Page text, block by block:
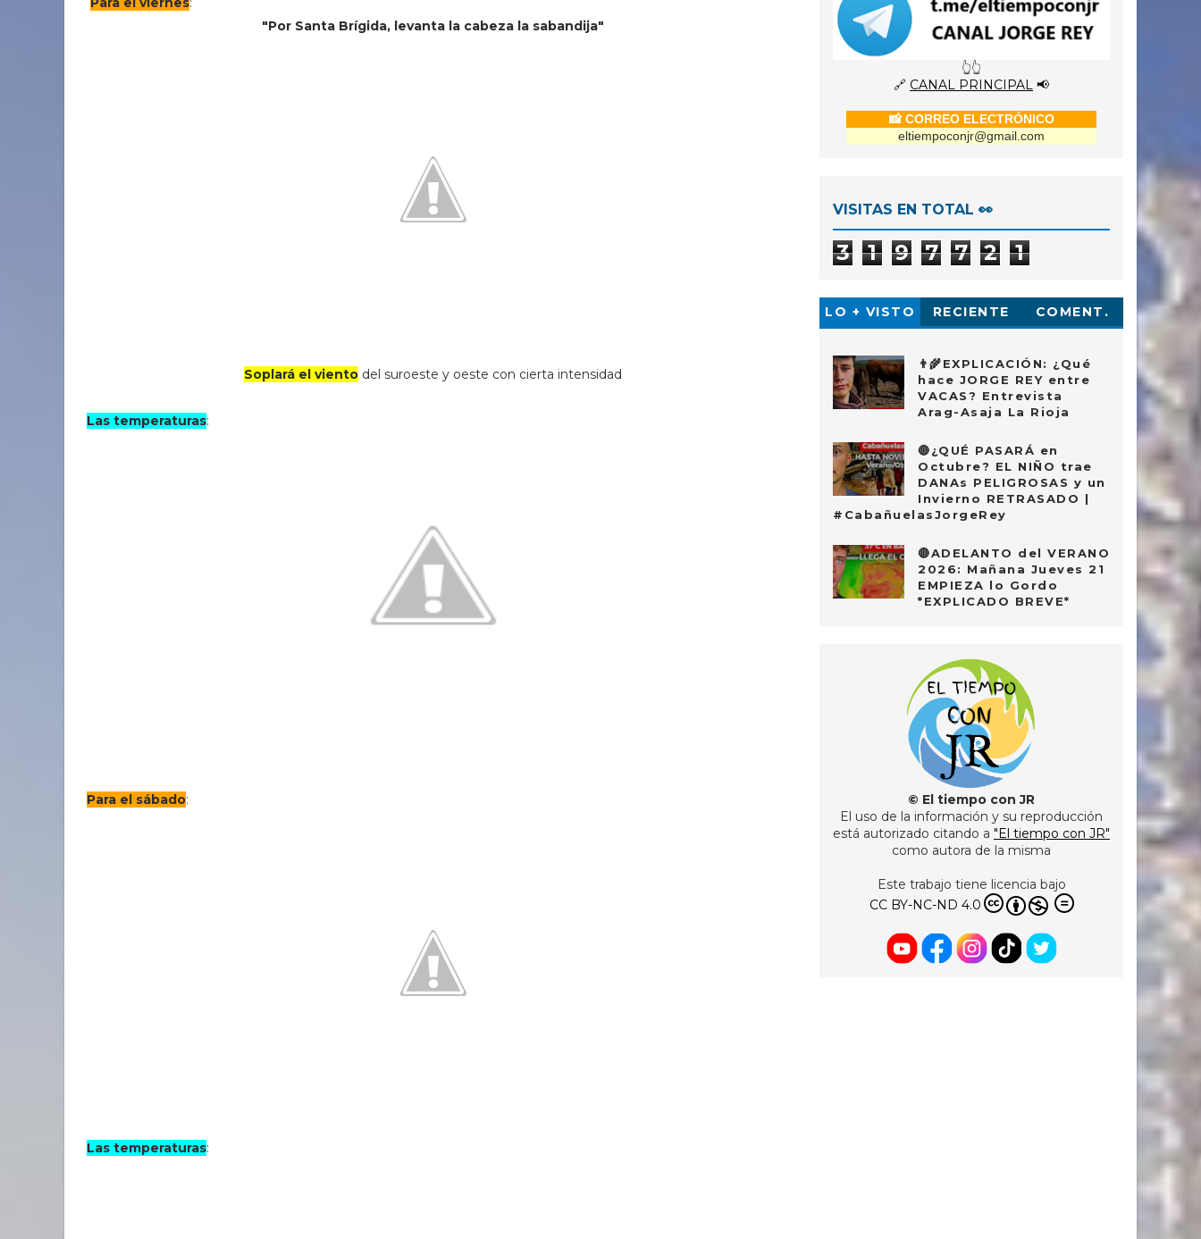
"Por Santa Brígida, levanta la cabeza la sabandija"
Soplará el viento del suroeste y oeste con cierta intensidad
Las temperaturas:
Para el sábado:
Las temperaturas:
👆👆
🔗 CANAL PRINCIPAL 📢
📸 CORREO ELECTRÓNICO
eltiempoconjr@gmail.com
VISITAS EN TOTAL 👀
3 1 9 7 7 2 1
LO + VISTO RECIENTE COMENT.
👨‍🌾EXPLICACIÓN: ¿Qué
hace JORGE REY entre
VACAS? Entrevista
Arag-Asaja La Rioja
🔴¿QUÉ PASARÁ en
Octubre? EL NIÑO trae
DANAs PELIGROSAS y un
Invierno RETRASADO |
#CabañuelasJorgeRey
🔴ADELANTO del VERANO
2026: Mañana Jueves 21
EMPIEZA lo Gordo
*EXPLICADO BREVE*
© El tiempo con JR
El uso de la información y su reproducción
está autorizado citando a "El tiempo con JR"
como autora de la misma
Este trabajo tiene licencia bajo
CC BY-NC-ND 4.0